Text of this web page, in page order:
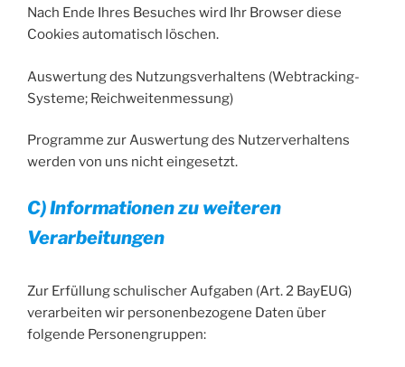
Nach Ende Ihres Besuches wird Ihr Browser diese
Cookies automatisch löschen.
Auswertung des Nutzungsverhaltens (Webtracking-
Systeme; Reichweitenmessung)
Programme zur Auswertung des Nutzerverhaltens
werden von uns nicht eingesetzt.
C) Informationen zu weiteren
Verarbeitungen
Zur Erfüllung schulischer Aufgaben (Art. 2 BayEUG)
verarbeiten wir personenbezogene Daten über
folgende Personengruppen: